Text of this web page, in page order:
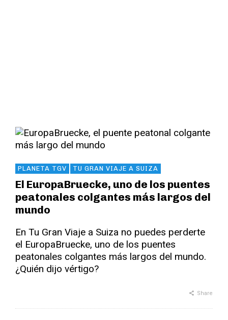
PLANETA TGV TU GRAN VIAJE A SUIZA
El EuropaBruecke, uno de los puentes
peatonales colgantes más largos del
mundo
En Tu Gran Viaje a Suiza no puedes perderte
el EuropaBruecke, uno de los puentes
peatonales colgantes más largos del mundo.
¿Quién dijo vértigo?
Share